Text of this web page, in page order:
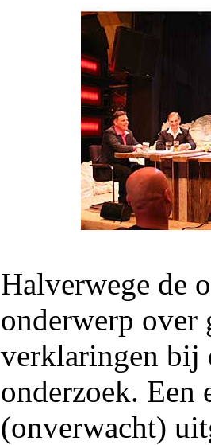
Halverwege de
onderwerp over
verklaringen bij
onderzoek. Een
(onverwacht)